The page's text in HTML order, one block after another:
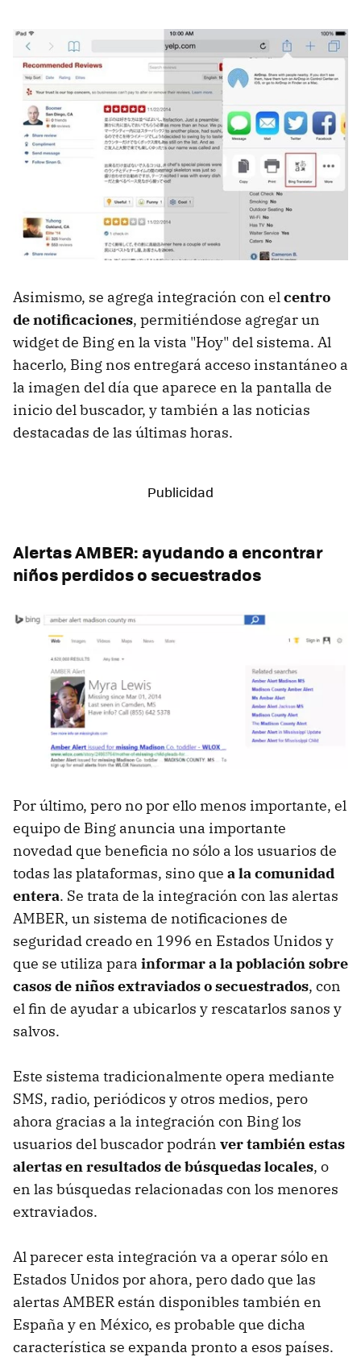
Asimismo, se agrega integración con elcentro
de notificaciones, permitiéndose agregar un
widget de Bing en la vista "Hoy" del sistema. Al
hacerlo, Bing nos entregará acceso instantáneo a
la imagen del día que aparece en la pantalla de
inicio del buscador, y también a las noticias
destacadas de las últimas horas.
Alertas AMBER: ayudando a encontrar
niños perdidos o secuestrados
Por último, pero no por ello menos importante, el
equipo de Bing anuncia una importante
novedad que beneficia no sólo a los usuarios de
todas las plataformas, sino que a la comunidad
entera. Se trata de la integración con las alertas
AMBER, un sistema de notificaciones de
seguridad creado en 1996 en Estados Unidos y
que se utiliza para informar a la población sobre
casos de niños extraviados o secuestrados, con
el fin de ayudar a ubicarlos y rescatarlos sanos y
salvos.
Este sistema tradicionalmente opera mediante
SMS, radio, periódicos y otros medios, pero
ahora gracias a la integración con Bing los
usuarios del buscador podrán ver también estas
alertas en resultados de búsquedas locales, o
en las búsquedas relacionadas con los menores
extraviados.
Al parecer esta integración va a operar sólo en
Estados Unidos por ahora, pero dado que las
alertas AMBER están disponibles también en
España y en México, es probable que dicha
característica se expanda pronto a esos países.